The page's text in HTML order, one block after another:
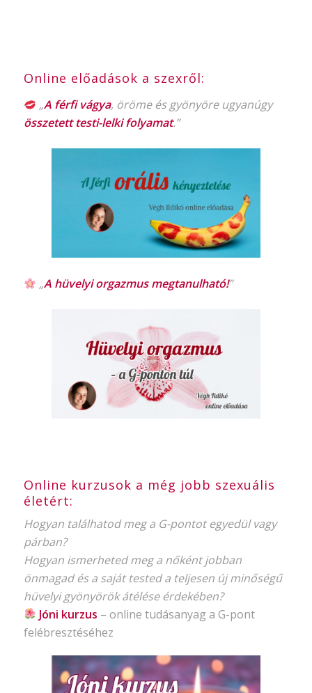
Online előadások a szexről:
„A férfi vágya, öröme és gyönyöre ugyanúgy
összetett testi-lelki folyamat.”
„A hüvelyi orgazmus megtanulható!”
Online kurzusok a még jobb szexuális
életért:
Hogyan találhatod meg a G-pontot egyedül vagy
párban?
Hogyan ismerheted meg a nőként jobban
önmagad és a saját tested a teljesen új minőségű
hüvelyi gyönyörök átélése érdekében?
Jóni kurzus – online tudásanyag a G-pont
felébresztéséhez